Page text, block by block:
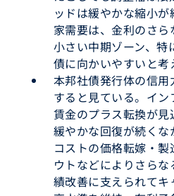
ッドは緩やかな縮小
家需要は、金利のさ
小さい中期ゾーン、
債に向かいやすいと考
本邦社債発行体の信
すると見ている。イ
賃金のプラス転換が
緩やかな回復が続く
コストの価格転嫁・
ウトなどによりさら
績改善に支えられて